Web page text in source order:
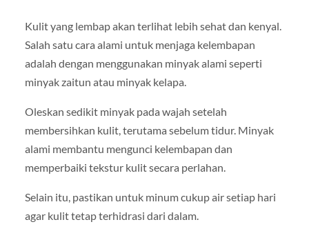
Kulit yang lembap akan terlihat lebih sehat dan kenyal.
Salah satu cara alami untuk menjaga kelembapan
adalah dengan menggunakan minyak alami seperti
minyak zaitun atau minyak kelapa.
Oleskan sedikit minyak pada wajah setelah
membersihkan kulit, terutama sebelum tidur. Minyak
alami membantu mengunci kelembapan dan
memperbaiki tekstur kulit secara perlahan.
Selain itu, pastikan untuk minum cukup air setiap hari
agar kulit tetap terhidrasi dari dalam.